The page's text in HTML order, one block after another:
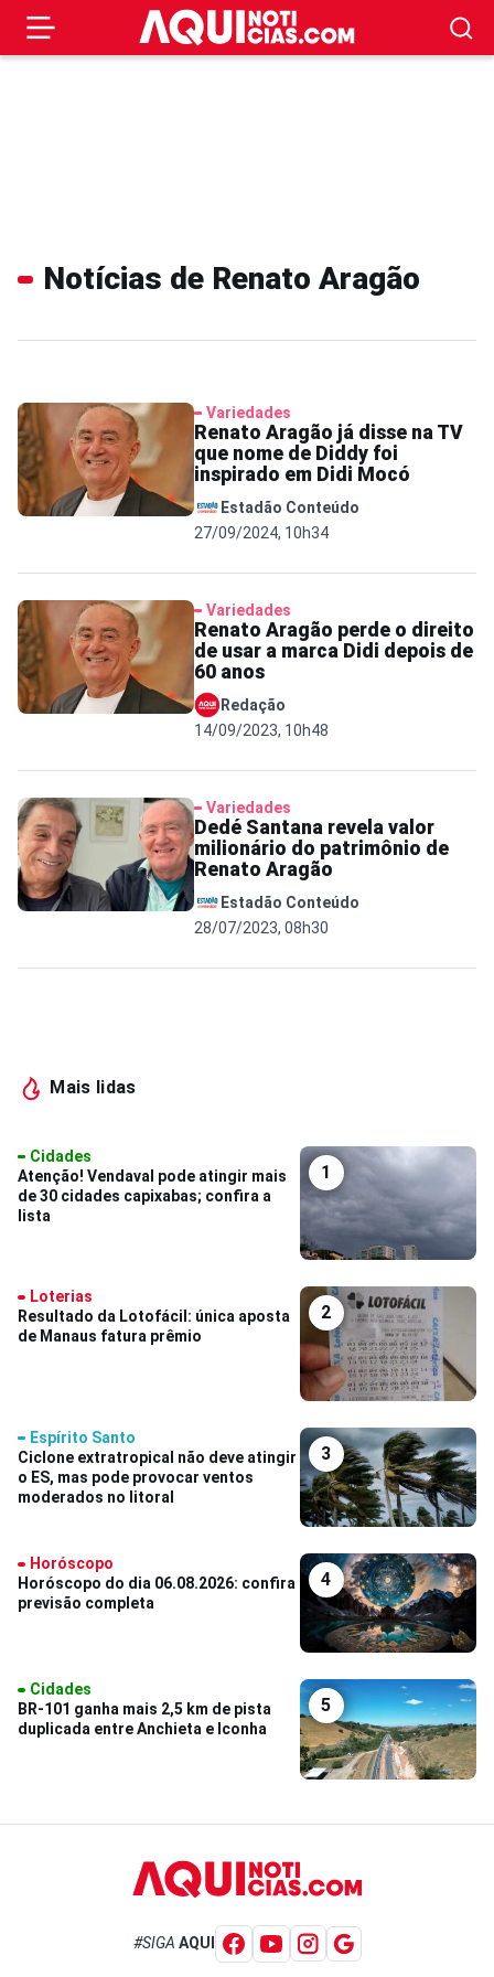
Notícias de Renato Aragão
Variedades
Renato Aragão já disse na TV
que nome de Diddy foi
inspirado em Didi Mocó
Estadão Conteúdo
27/09/2024, 10h34
Variedades
Renato Aragão perde o direito
de usar a marca Didi depois de
60 anos
Redação
14/09/2023, 10h48
Variedades
Dedé Santana revela valor
milionário do patrimônio de
Renato Aragão
Estadão Conteúdo
28/07/2023, 08h30
Mais lidas
1
Cidades
Atenção! Vendaval pode atingir mais
de 30 cidades capixabas; confira a
lista
2
Loterias
Resultado da Lotofácil: única aposta
de Manaus fatura prêmio
3
Espírito Santo
Ciclone extratropical não deve atingir
o ES, mas pode provocar ventos
moderados no litoral
4
Horóscopo
Horóscopo do dia 06.08.2026: confira
previsão completa
5
Cidades
BR-101 ganha mais 2,5 km de pista
duplicada entre Anchieta e Iconha
#SIGA AQUI